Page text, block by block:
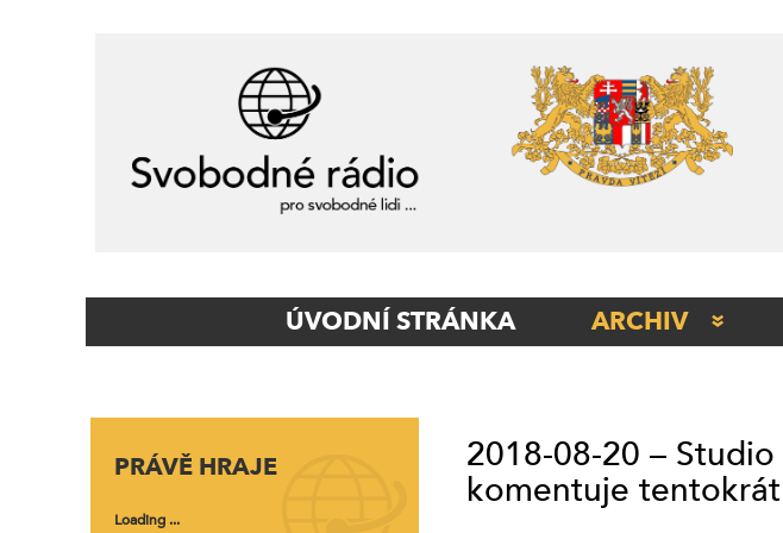
Navigation
ÚVODNÍ STRÁNKA ARCHIV
STUDIO ITÁLIE
STUDIO KLADNO
PRÁVĚ HRAJE
Loading ...
2018-08-20 –
komentuje